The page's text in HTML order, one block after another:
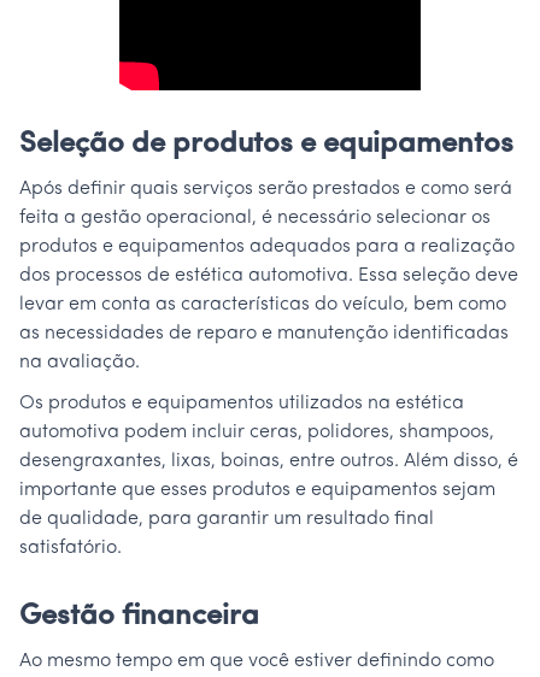
Seleção de produtos e equipamentos
Após definir quais serviços serão prestados e como será
feita a gestão operacional, é necessário selecionar os
produtos e equipamentos adequados para a realização
dos processos de estética automotiva. Essa seleção deve
levar em conta as características do veículo, bem como
as necessidades de reparo e manutenção identificadas
na avaliação.
Os produtos e equipamentos utilizados na estética
automotiva podem incluir ceras, polidores, shampoos,
desengraxantes, lixas, boinas, entre outros. Além disso, é
importante que esses produtos e equipamentos sejam
de qualidade, para garantir um resultado final
satisfatório.
Gestão financeira
Ao mesmo tempo em que você estiver definindo como